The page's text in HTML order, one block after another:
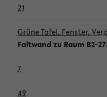
21
Grüne Tafel, Fenster,
Faltwand zu Raum B2-
7
49